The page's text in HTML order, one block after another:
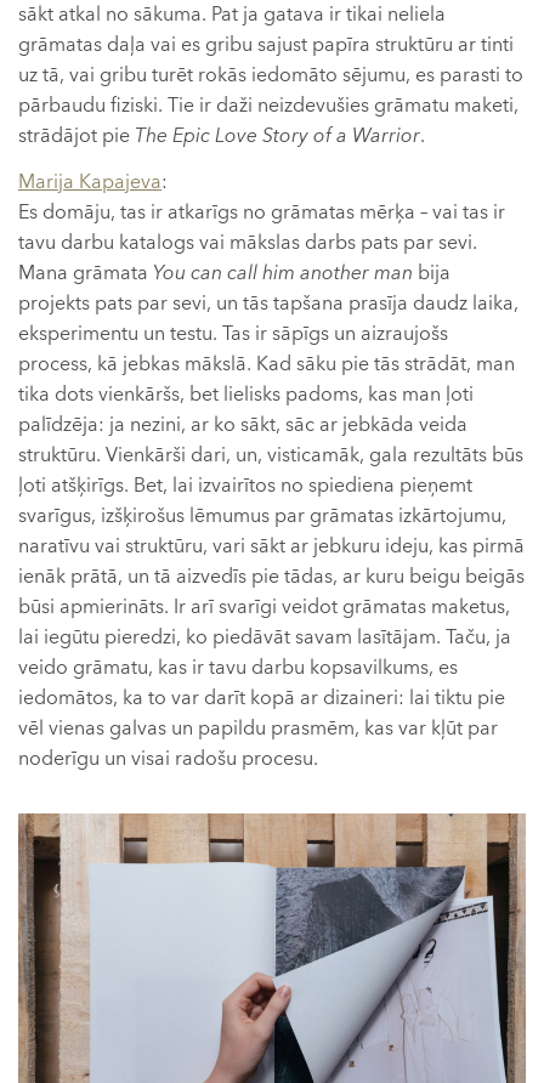
sākt atkal no sākuma. Pat ja gatava ir tikai neliela
grāmatas daļa vai es gribu sajust papīra struktūru ar tinti
uz tā, vai gribu turēt rokās iedomāto sējumu, es parasti to
pārbaudu fiziski. Tie ir daži neizdevušies grāmatu maketi,
strādājot pie The Epic Love Story of a Warrior.
Marija Kapajeva:
Es domāju, tas ir atkarīgs no grāmatas mērķa – vai tas ir
tavu darbu katalogs vai mākslas darbs pats par sevi.
Mana grāmata You can call him another man bija
projekts pats par sevi, un tās tapšana prasīja daudz laika,
eksperimentu un testu. Tas ir sāpīgs un aizraujošs
process, kā jebkas mākslā. Kad sāku pie tās strādāt, man
tika dots vienkāršs, bet lielisks padoms, kas man ļoti
palīdzēja: ja nezini, ar ko sākt, sāc ar jebkāda veida
struktūru. Vienkārši dari, un, visticamāk, gala rezultāts būs
ļoti atšķirīgs. Bet, lai izvairītos no spiediena pieņemt
svarīgus, izšķirošus lēmumus par grāmatas izkārtojumu,
naratīvu vai struktūru, vari sākt ar jebkuru ideju, kas pirmā
ienāk prātā, un tā aizvedīs pie tādas, ar kuru beigu beigās
būsi apmierināts. Ir arī svarīgi veidot grāmatas maketus,
lai iegūtu pieredzi, ko piedāvāt savam lasītājam. Taču, ja
veido grāmatu, kas ir tavu darbu kopsavilkums, es
iedomātos, ka to var darīt kopā ar dizaineri: lai tiktu pie
vēl vienas galvas un papildu prasmēm, kas var kļūt par
noderīgu un visai radošu procesu.